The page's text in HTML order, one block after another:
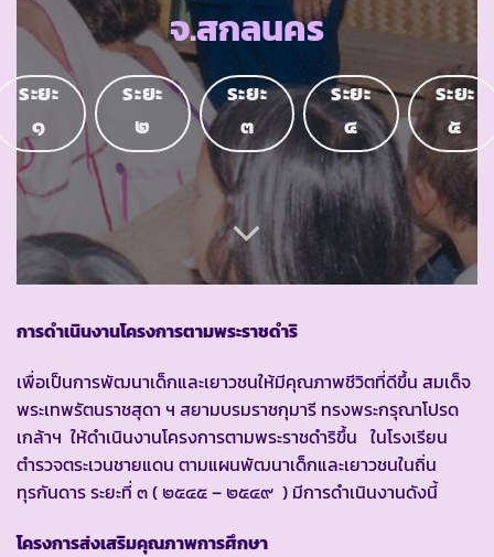
จ.สกลนคร
ระยะ
๑
ระยะ
๒
ระยะ
๓
ระยะ
๔
ระยะ
๕
การดำเนินงานโครงการตามพระราชดำริ
เพื่อเป็นการพัฒนาเด็กและเยาวชนให้มีคุณภาพชีวิตที่ดีขึ้น สมเด็จ
พระเทพรัตนราชสุดา ฯ สยามบรมราชกุมารี ทรงพระกรุณาโปรด
เกล้าฯ ให้ดำเนินงานโครงการตามพระราชดำริขึ้น ในโรงเรียน
ตำรวจตระเวนชายแดน ตามแผนพัฒนาเด็กและเยาวชนในถิ่น
ทุรกันดาร ระยะที่ ๓ ( ๒๕๔๕ – ๒๕๔๙ ) มีการดำเนินงานดังนี้
โครงการส่งเสริมคุณภาพการศึกษา